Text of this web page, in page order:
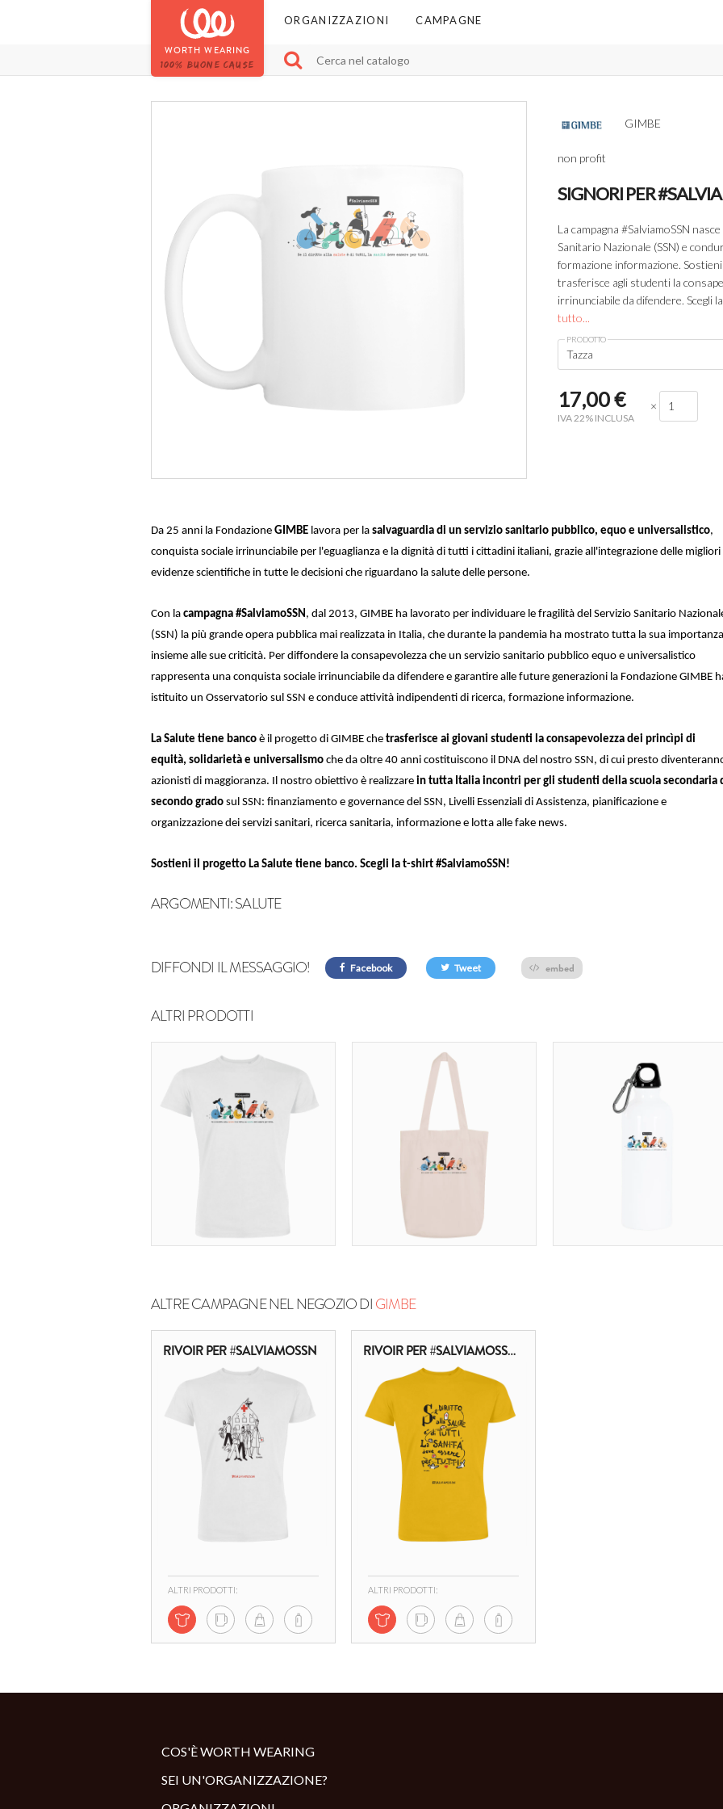
WORTH WEARING
100% BUONE CAUSE
ORGANIZZAZIONI CAMPAGNE
GIMBE
non profit
SIGNORI PER
La campagna #SalviamoSSN
Sanitario Nazionale (SSN) e
formazione informazione.
trasferisce agli studenti la
irrinunciabile da difendere.
tutto...
PRODOTTO
Tazza
17,00€
IVA 22% INCLUSA
×
Da 25 anni la Fondazione GIMBE lavora per la salvaguardia di un servizio sanitario pubblico, equo e universalistico,
conquista sociale irrinunciabile per l'eguaglianza e la dignità di tutti i cittadini italiani, grazie all'integrazione delle migliori
evidenze scientifiche in tutte le decisioni che riguardano la salute delle persone.
Con la campagna #SalviamoSSN , dal 2013, GIMBE ha lavorato per individuare le fragilità del Servizio Sanitario
(SSN) la più grande opera pubblica mai realizzata in Italia, che durante la pandemia ha mostrato tutta la sua importanza
insieme alle sue criticità. Per diffondere la consapevolezza che un servizio sanitario pubblico equo e universalistico
rappresenta una conquista sociale irrinunciabile da difendere e garantire alle future generazioni la Fondazione GIMBE
istituito un Osservatorio sul SSN e conduce attività indipendenti di ricerca, formazione informazione.
La Salute tiene banco è il progetto di GIMBE che trasferisce ai giovani studenti la consapevolezza dei princìpi di
equità, solidarietà e universalismo che da oltre 40 anni costituiscono il DNA del nostro SSN, di cui presto
azionisti di maggioranza. Il nostro obiettivo è realizzare in tutta Italia incontri per gli studenti della scuola secondaria
secondo grado sul SSN: finanziamento e governance del SSN, Livelli Essenziali di Assistenza, pianificazione e
organizzazione dei servizi sanitari, ricerca sanitaria, informazione e lotta alle fake news.
Sostieni il progetto La Salute tiene banco. Scegli la t-shirt #SalviamoSSN!
ARGOMENTI:SALUTE
DIFFONDI IL MESSAGGIO! Facebook Tweet embed
ALTRI PRODOTTI
ALTRE CAMPAGNE NEL NEGOZIO DIGIMBE
RIVOIR PER #SALVIAMOSSN
ALTRI PRODOTTI:
RIVOIR PER #SALVIAMOSSN (SCRITTA)
ALTRI PRODOTTI:
COS'È WORTH WEARING
SEI UN'ORGANIZZAZIONE?